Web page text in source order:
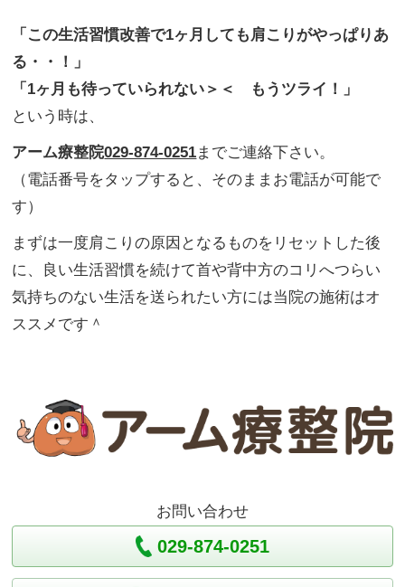
「この生活習慣改善で1ヶ月しても肩こりがやっぱりあ
る・・！」
「1ヶ月も待っていられない＞＜ もうツライ！」
という時は、
アーム療整院029-874-0251までご連絡下さい。
（電話番号をタップすると、そのままお電話が可能で
す）
まずは一度肩こりの原因となるものをリセットした後
に、良い生活習慣を続けて首や背中方のコリへつらい
気持ちのない生活を送られたい方には当院の施術はオ
ススメです＾
お問い合わせ
029-874-0251